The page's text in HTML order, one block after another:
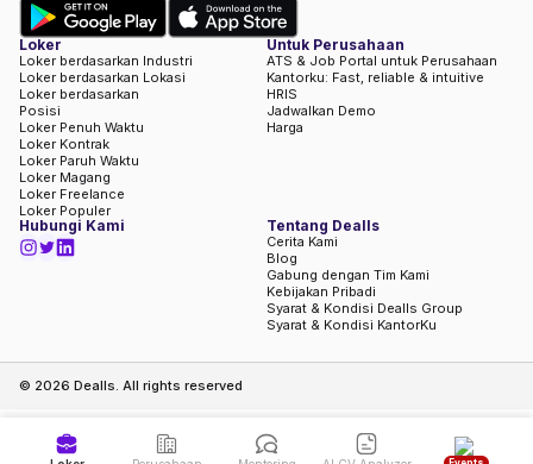
Loker
Loker berdasarkan Industri
Loker berdasarkan Lokasi
Loker berdasarkan
Posisi
Loker Penuh Waktu
Loker Kontrak
Loker Paruh Waktu
Loker Magang
Loker Freelance
Loker Populer
Untuk Perusahaan
ATS & Job Portal untuk Perusahaan
Kantorku: Fast, reliable & intuitive
HRIS
Jadwalkan Demo
Harga
Hubungi Kami Tentang Dealls
Cerita Kami
Blog
Gabung dengan Tim Kami
Kebijakan Pribadi
Syarat & Kondisi Dealls Group
Syarat & Kondisi KantorKu
© 2026 Dealls. All rights reserved